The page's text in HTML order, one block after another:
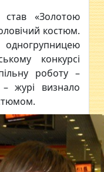
«Золотою
костюм.
конкурсі
роботу –
журі визнало